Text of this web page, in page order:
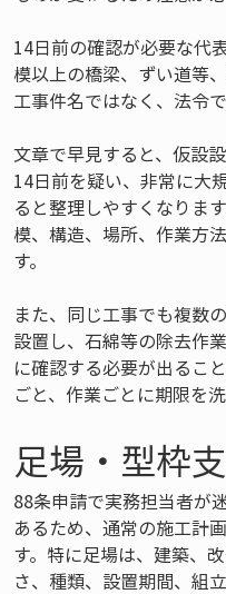
14日前の確認が必要な代
模以上の橋梁、ずい道等
工事件名ではなく、法令
文章で早見すると、仮設
14日前を疑い、非常に大
ると整理しやすくなりま
模、構造、場所、作業方
す。
また、同じ工事でも複数
設置し、石綿等の除去作
に確認する必要が出るこ
ごと、作業ごとに期限を
足場・型枠
88条申請で実務担当者が
あるため、通常の施工計
す。特に足場は、建築、
さ、種類、設置期間、組